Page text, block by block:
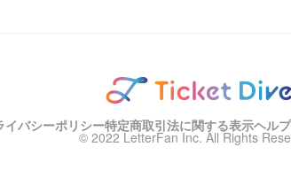
イバシーポリシー特定商取引法に関する表示ヘル
© 2022 LetterFan Inc. All Rights